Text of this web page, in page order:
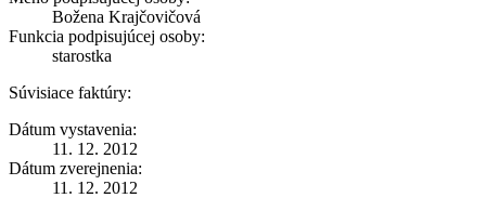
Božena Krajčovičová
Funkcia podpisujúcej osoby:
starostka
Súvisiace faktúry:
Dátum vystavenia:
11. 12. 2012
Dátum zverejnenia:
11. 12. 2012